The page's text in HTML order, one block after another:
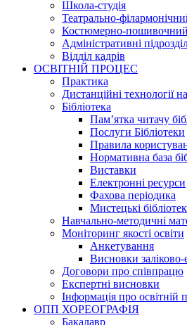
Школа-студія
Театрально-
Костюмерно-пошивочний
Адміністративні
Відділ кадрів
ОСВІТНІЙ ПРОЦЕС
Практика
Дистанційні технології
Бібліотека
Пам’ятка читачу
Послуги Бібліотеки
Правила
Нормативна база
Виставки
Електронні ресурси
Фахова періодика
Мистецькі
Навчально-методичні
Моніторинг якості освіти
Анкетування
Висновки заліково-
Договори про співпрацю
Експертні висновки
Інформація про освітній
ОПП ХОРЕОГРАФІЯ
Бакалавр